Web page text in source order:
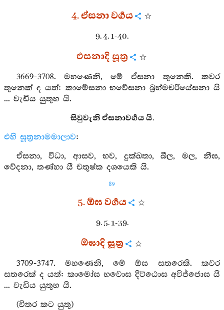
4. ඒසනා වර්‍ගය
9. 4. 1-40.
එසනාදි සූත්‍ර
3669-3708. මහණෙනි, මේ ඒසනා තුනෙකි. කවර
තුනෙක් ද යත්: කාමේසනා භවේසනා බ්‍රහ්මචරියේසනා යි
... වැඩිය යුතුහ යි.
සිවුවැනි ඒසනාවර්‍ගය යි.
එහි සූත්‍රනාමමාලාව:
ඒසනා, විධා, ආසව, භව, දුක්ඛතා, ඛීල, මල, නීඝ,
වේදනා, තණ්හා යී චතුෂ්ක දශයෙකි යි.
89
5. ඕඝ වර්‍ගය
9. 5. 1-39.
ඕඝාදි සූත්‍ර
3709-3747. මහණෙනි, මේ ඕඝ සතරෙකි. කවර
සතරෙක් ද යත්: කාමෝඝ භවොඝ දිට්ඨොඝ අවිජ්ජොඝ යි
... වැඩිය යුතුහ යි.
(විතර කට යුතු)